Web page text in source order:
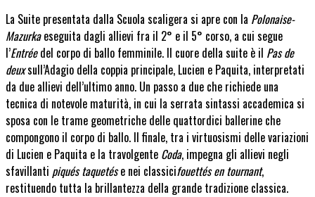
La Suite presentata dalla Scuola scaligera si apre con la Polonaise-
Mazurkaeseguita dagli allievi fra il 2° e il 5° corso, a cui segue
l’Entréedel corpo di ballo femminile. Il cuore della suite è il Pas de
deuxsull’Adagio della coppia principale, Lucien e Paquita, interpretati
da due allievi dell’ultimo anno. Un passo a due che richiede una
tecnica di notevole maturità, in cui la serrata sintassi accademica si
sposa con le trame geometriche delle quattordici ballerine che
compongono il corpo di ballo. Il finale, tra i virtuosismi delle variazioni
di Lucien e Paquita e la travolgente Coda, impegna gli allievi negli
sfavillanti piqués taquetése nei classicifouettés en tournant,
restituendo tutta la brillantezza della grande tradizione classica.